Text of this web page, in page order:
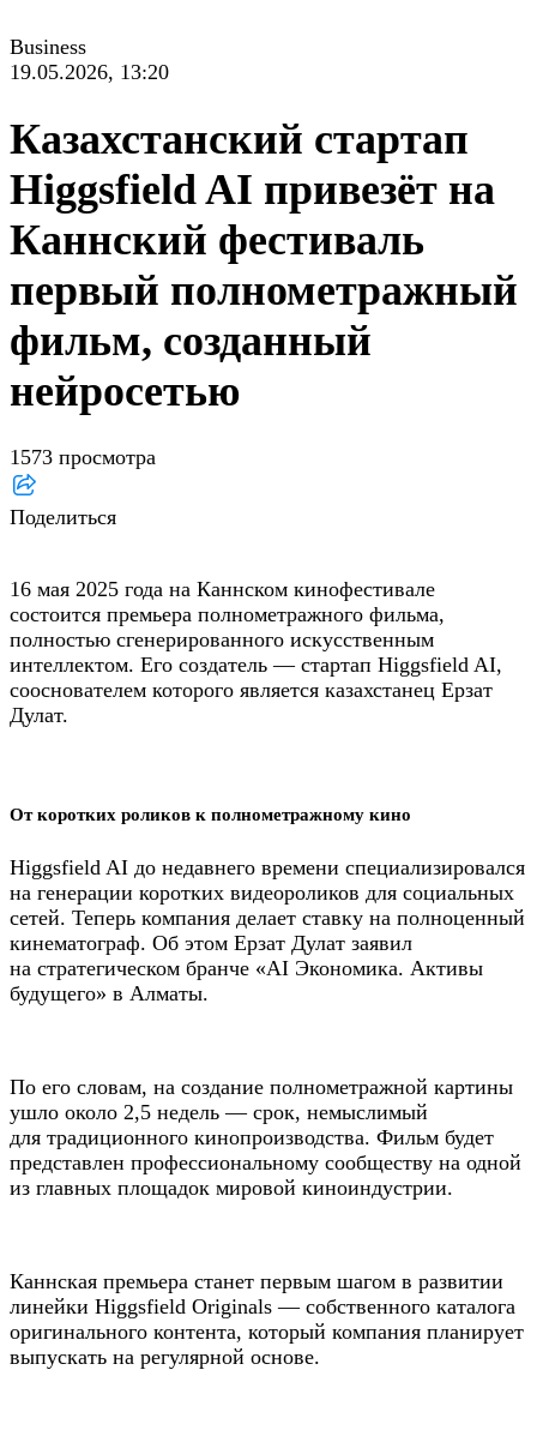
Business
19.05.2026, 13:20
Казахстанский стартап
Higgsfield AI привезёт на
Каннский фестиваль
первый полнометражный
фильм, созданный
нейросетью
1573 просмотра
Поделиться
16 мая 2025 года на Каннском кинофестивале
состоится премьера полнометражного фильма,
полностью сгенерированного искусственным
интеллектом. Его создатель — стартап Higgsfield AI,
сооснователем которого является казахстанец Ерзат
Дулат.
От коротких роликов к полнометражному кино
Higgsfield AI до недавнего времени специализировался
на генерации коротких видеороликов для социальных
сетей. Теперь компания делает ставку на полноценный
кинематограф. Об этом Ерзат Дулат заявил
на стратегическом бранче «AI Экономика. Активы
будущего» в Алматы.
По его словам, на создание полнометражной картины
ушло около 2,5 недель — срок, немыслимый
для традиционного кинопроизводства. Фильм будет
представлен профессиональному сообществу на одной
из главных площадок мировой киноиндустрии.
Каннская премьера станет первым шагом в развитии
линейки Higgsfield Originals — собственного каталога
оригинального контента, который компания планирует
выпускать на регулярной основе.